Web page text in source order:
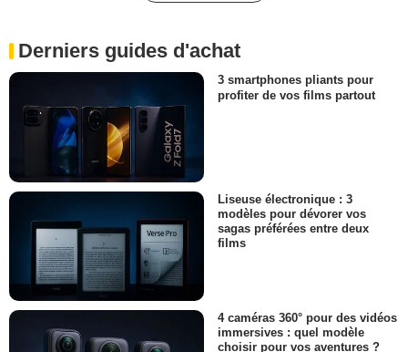
Derniers guides d'achat
3 smartphones pliants pour
profiter de vos films partout
Liseuse électronique : 3
modèles pour dévorer vos
sagas préférées entre deux
films
4 caméras 360° pour des vidéos
immersives : quel modèle
choisir pour vos aventures ?